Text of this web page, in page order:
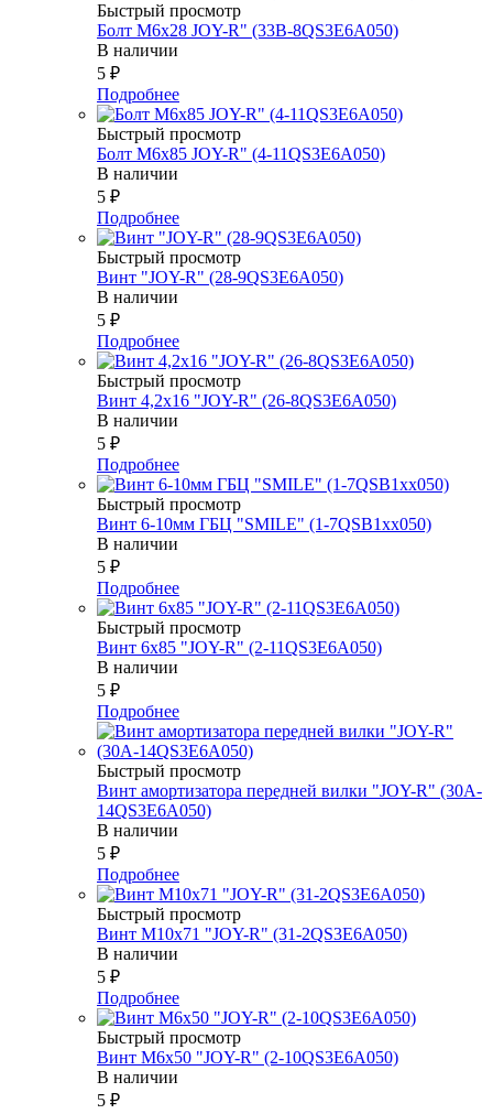
Быстрый просмотр
Болт М6х28 JOY-R" (33В-8QS3E6A050)
В наличии
5 ₽
Подробнее
Быстрый просмотр
Болт М6х85 JOY-R" (4-11QS3E6A050)
В наличии
5 ₽
Подробнее
Быстрый просмотр
Винт "JOY-R" (28-9QS3E6A050)
В наличии
5 ₽
Подробнее
Быстрый просмотр
Винт 4,2х16 "JOY-R" (26-8QS3E6A050)
В наличии
5 ₽
Подробнее
Быстрый просмотр
Винт 6-10мм ГБЦ "SMILE" (1-7QSB1xx050)
В наличии
5 ₽
Подробнее
Быстрый просмотр
Винт 6х85 "JOY-R" (2-11QS3E6A050)
В наличии
5 ₽
Подробнее
Быстрый просмотр
Винт амортизатора передней вилки "JOY-R" (30A-
14QS3E6A050)
В наличии
5 ₽
Подробнее
Быстрый просмотр
Винт М10х71 "JOY-R" (31-2QS3E6A050)
В наличии
5 ₽
Подробнее
Быстрый просмотр
Винт М6х50 "JOY-R" (2-10QS3E6A050)
В наличии
5 ₽